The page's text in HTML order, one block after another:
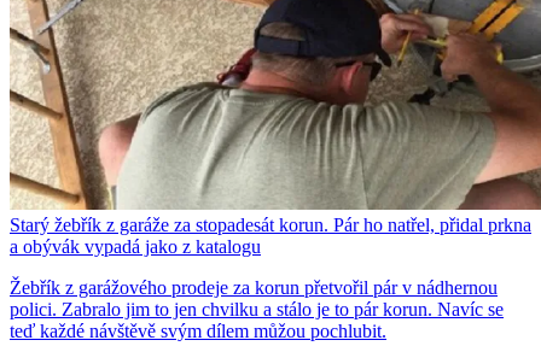
Starý žebřík z garáže za stopadesát korun. Pár ho natřel, přidal prkna
a obývák vypadá jako z katalogu
Žebřík z garážového prodeje za korun přetvořil pár v nádhernou
polici. Zabralo jim to jen chvilku a stálo je to pár korun. Navíc se
teď každé návštěvě svým dílem můžou pochlubit.